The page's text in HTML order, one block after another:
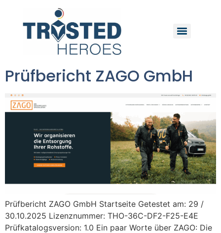
Prüfbericht ZAGO GmbH
Prüfbericht ZAGO GmbH Startseite Getestet am: 29 /
30.10.2025 Lizenznummer: THO-36C-DF2-F25-E4E
Prüfkatalogsversion: 1.0 Ein paar Worte über ZAGO: Die